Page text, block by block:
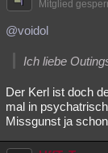
Mitglied
@voidol
Ich liebe
Der Kerl ist doch
mal in
Missgunst ja